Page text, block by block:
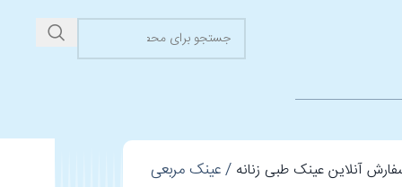
آنلاین عینک طبی زنانه
عینک مربعی